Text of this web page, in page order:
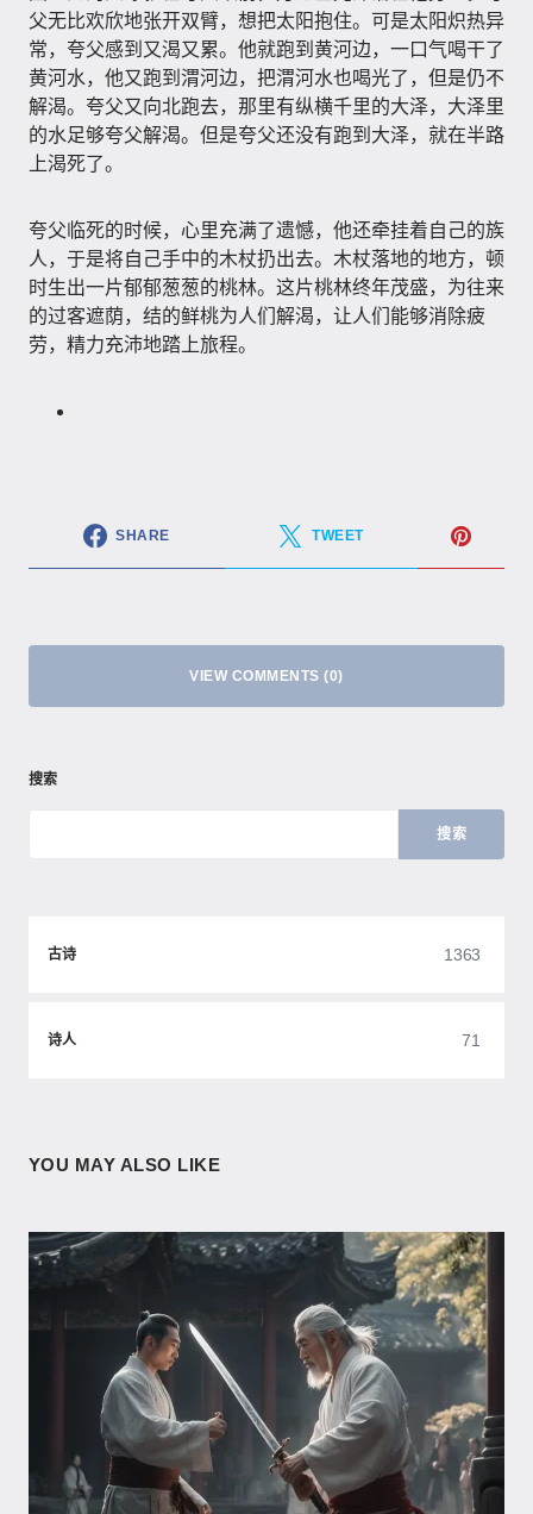
父无比欢欣地张开双臂，想把太阳抱住。可是太阳炽热异
常，夸父感到又渴又累。他就跑到黄河边，一口气喝干了
黄河水，他又跑到渭河边，把渭河水也喝光了，但是仍不
解渴。夸父又向北跑去，那里有纵横千里的大泽，大泽里
的水足够夸父解渴。但是夸父还没有跑到大泽，就在半路
上渴死了。
夸父临死的时候，心里充满了遗憾，他还牵挂着自己的族
人，于是将自己手中的木杖扔出去。木杖落地的地方，顿
时生出一片郁郁葱葱的桃林。这片桃林终年茂盛，为往来
的过客遮荫，结的鲜桃为人们解渴，让人们能够消除疲
劳，精力充沛地踏上旅程。
SHARE TWEET
VIEW COMMENTS (0)
搜索
搜索
古诗 1363
诗人 71
YOU MAY ALSO LIKE